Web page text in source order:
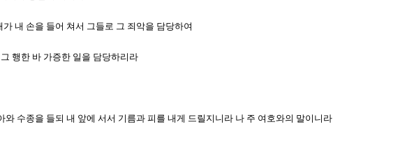
내 손을 들어 쳐서 그들로 그 죄악을 담당하여
행한 바 가증한 일을 담당하리라
수종을 들되 내 앞에 서서 기름과 피를 내게 드릴지니라 나 주 여호와의 말이니라